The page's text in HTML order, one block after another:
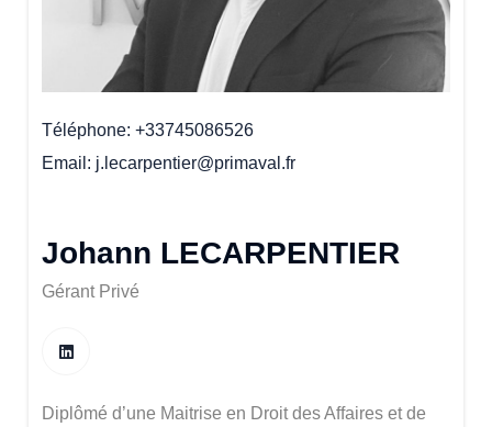
Téléphone +33745086526
Email
j.lecarpentier@primaval.fr
Johann LECARPENTIER
Gérant Privé
Diplômé d’une Maitrise en Droit des Affaires et de